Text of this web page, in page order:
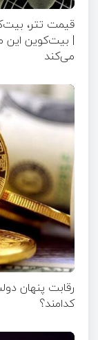
| بیت‌کوین این
می‌کند
کدامند؟